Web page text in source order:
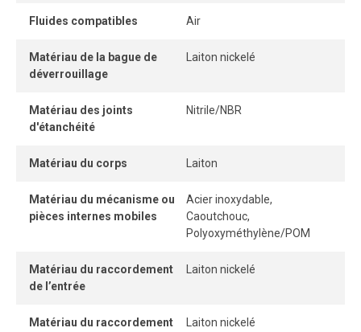
Fluides compatibles Air
Matériau de la bague de
déverrouillage
Laiton nickelé
Matériau des joints
d'étanchéité
Nitrile/NBR
Matériau du corps Laiton
Matériau du mécanisme ou
pièces internes mobiles
Acier inoxydable,
Caoutchouc,
Polyoxyméthylène/POM
Matériau du raccordement
de l’entrée
Laiton nickelé
Matériau du raccordement
Laiton nickelé